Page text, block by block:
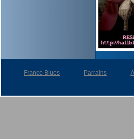
France Blues Parrains